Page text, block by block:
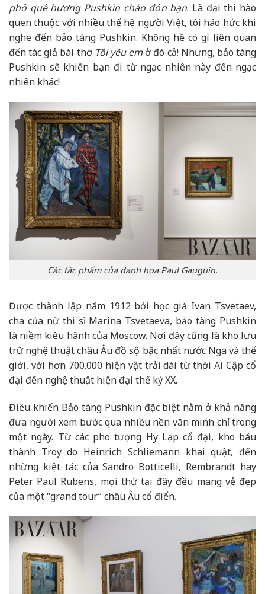
phố quê hương Pushkin chào đón bạn. Là đại thi hào
quen thuộc với nhiều thế hệ người Việt, tôi háo hức khi
nghe đến bảo tàng Pushkin. Không hề có gì liên quan
đến tác giả bài thơTôi yêu emở đó cả! Nhưng, bảo tàng
Pushkin sẽ khiến bạn đi từ ngạc nhiên này đến ngạc
nhiên khác!
Các tác phẩm của danh họa Paul Gauguin.
Được thành lập năm 1912 bởi học giả Ivan Tsvetaev,
cha của nữ thi sĩ Marina Tsvetaeva, bảo tàng Pushkin
là niềm kiêu hãnh của Moscow. Nơi đây cũng là kho lưu
trữ nghệ thuật châu Âu đồ sộ bậc nhất nước Nga và thế
giới, với hơn 700.000 hiện vật trải dài từ thời Ai Cập cổ
đại đến nghệ thuật hiện đại thế kỷ XX.
Điều khiến Bảo tàng Pushkin đặc biệt nằm ở khả năng
đưa người xem bước qua nhiều nền văn minh chỉ trong
một ngày. Từ các pho tượng Hy Lạp cổ đại, kho báu
thành Troy do Heinrich Schliemann khai quật, đến
những kiệt tác củaSandro Botticelli, Rembrandt hay
Peter Paul Rubens, mọi thứ tại đây đều mang vẻ đẹp
của một “grand tour” châu Âu cổ điển.